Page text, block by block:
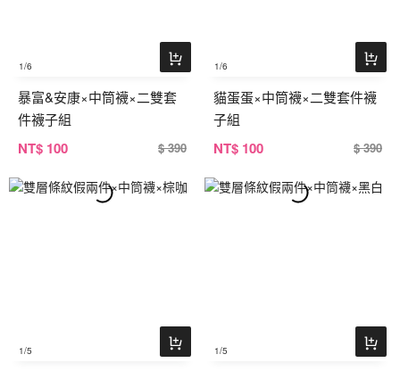
1/6
暴富&安康×中筒襪×二雙套
件襪子組
NT$ 100 $ 390
1/6
貓蛋蛋×中筒襪×二雙套件襪
子組
NT$ 100 $ 390
1/5 1/5